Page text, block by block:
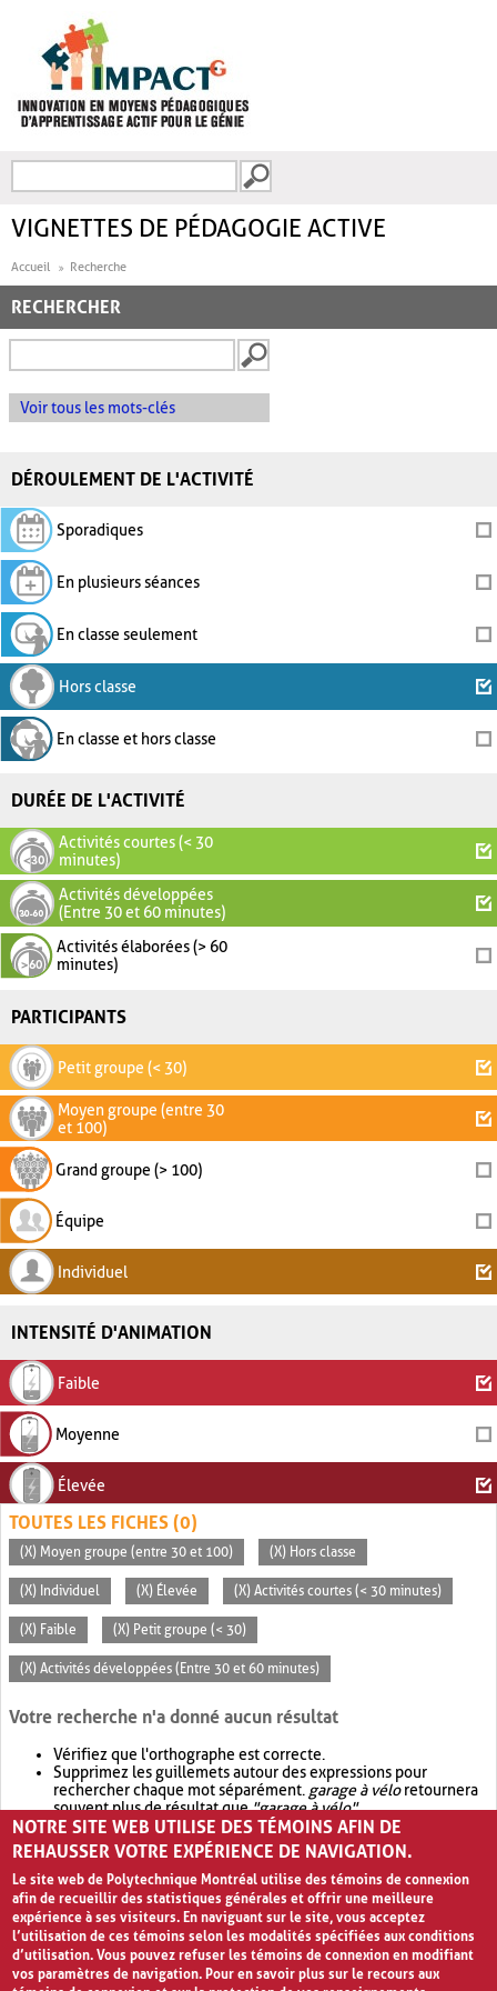
FORMULAIRE DE
VIGNETTES DE PÉDAGOGIE ACTIVE
Accueil Recherche
RECHERCHER
Voir tous les mots-clés
DÉROULEMENT DE L'ACTIVITÉ
Sporadiques
En plusieurs séances
En classe seulement
Hors classe
En classe et hors classe
DURÉE DE L'ACTIVITÉ
Activités courtes (< 30
minutes)
Activités développées
(Entre 30 et 60 minutes)
Activités élaborées (> 60
minutes)
PARTICIPANTS
Petit groupe (< 30)
Moyen groupe (entre 30
et 100)
Grand groupe (> 100)
Équipe
Individuel
INTENSITÉ D'ANIMATION
Faible
Moyenne
Élevée
TOUTES LES FICHES (0)
(X) Moyen groupe (entre 30 et 100) (X) Hors classe
(X) Individuel (X) Élevée (X) Activités courtes (< 30 minutes)
(X) Faible (X) Petit groupe (< 30)
(X) Activités développées (Entre 30 et 60 minutes)
Votre recherche n'a donné aucun résultat
Vérifiez que l'orthographe est correcte.
Supprimez les guillemets autour des expressions pour
rechercher chaque mot séparément. garage à véloretournera
souvent plus de résultat que"garage à vélo".
Envisagez d'élargir votre recherche avec OR.garage OR vélo
retournera souvent plus de résultat quegarage à vélo
NOTRE SITE WEB UTILISE DES TÉMOINS AFIN DE
REHAUSSER VOTRE EXPÉRIENCE DE NAVIGATION.
Le site web de Polytechnique Montréal utilise des témoins de connexion
afin de recueillir des statistiques générales et offrir une meilleure
expérience à ses visiteurs. En naviguant sur le site, vous acceptez
l’utilisation de ces témoins selon les modalités spécifiées aux conditions
d’utilisation. Vous pouvez refuser les témoins de connexion en modifiant
vos paramètres de navigation. Pour en savoir plus sur le recours aux